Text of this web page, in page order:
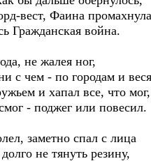
вест, Фаина
Гражданская война.
не жалея ног,
с чем - по городам и
и хапал все, что мог,
- поджег или повесил.
заметно спал с лица
не тянуть резину,